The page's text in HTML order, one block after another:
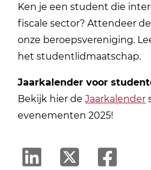
Ken je een student die
fiscale sector? Attendeer
onze beroepsvereniging.
het studentlidmaatschap.
Jaarkalender voor
Bekijk hier deJaarkalender
evenementen 2025!